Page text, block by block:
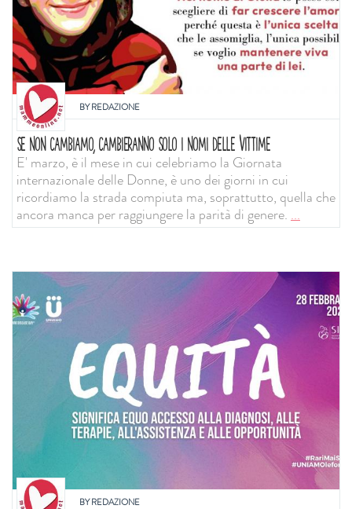
BYREDAZIONE
SE NON CAMBIAMO, CAMBIERANNO SOLO I NOMI DELLE VITTIME
E' marzo, è il mese in cui celebriamo la Giornata
internazionale delle Donne, è uno dei giorni in cui
ricordiamo la strada compiuta ma, soprattutto, quella che
ancora manca per raggiungere la parità di genere. ...
BYREDAZIONE